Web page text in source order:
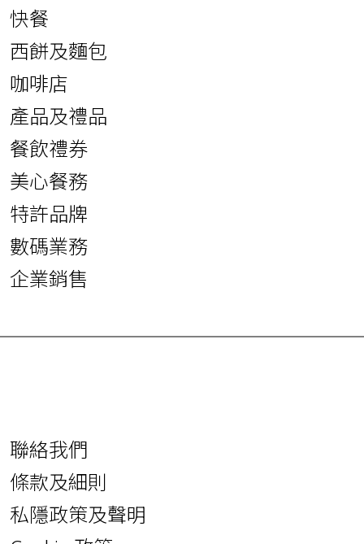
快餐
西餅及麵包
咖啡店
產品及禮品
餐飲禮券
美心餐務
特許品牌
數碼業務
企業銷售
聯絡我們
條款及細則
私隱政策及聲明